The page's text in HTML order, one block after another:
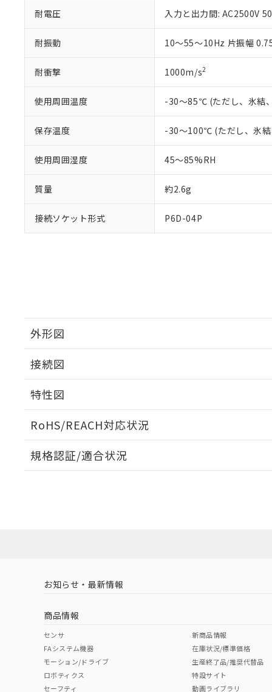
耐電圧 入力と出力間: AC2500V
耐振動 10～55～10Hz 片振幅
耐衝撃 1000m/s2
使用周囲温度 -30～85℃ (ただし、氷結
保存温度 -30～100℃ (ただし、氷結
使用周囲湿度 45～85%RH
質量 約2.6g
接続ソケット形式 P6D-04P
外形図
接続図
特性図
サージオン電流耐量
RoHS/REACH対応状況
EU RoHS 注意事項・凡例
中国 RoHS 注意事項・凡例
中国 RoHS表
Pb Hg Cr(VI)
規格認証/適合状況
（イギリス
（ノルウェー
51物質の非含有証
※本証明書は発行
混在することから
既に当社にて対応
り割愛しております
お知らせ・最新情報
商品情報
センサ
FAシステム機器
モーション/ドライブ
ロボティクス
セーフティ
新商品情報
在庫状況/標準価格
生産終了品/推奨代替品
特設サイト
動画ライブラリ